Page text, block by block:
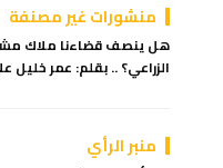
منشورات غير مصنفة
هل ينصف قضاءنا ملاك
الزراعي؟ .. بقلم: عمر
منبر الرأي